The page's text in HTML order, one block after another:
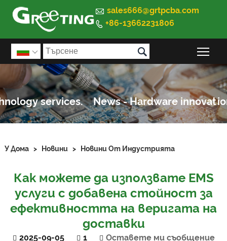
 sales666@grtpcba.com
 +86-13662231806
 
У Дома > Новини > Новини От Индустрията
Как можете да използвате EMS
услуги с добавена стойност за
ефективността на веригата на
доставки
2025-09-05 1 Оставете ми съобщение